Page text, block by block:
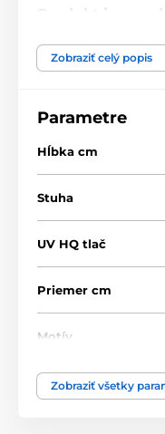
Produkt je
Akrylátové
Zobraziť celý popis
Parametre
Hĺbka cm
Stuha
UV HQ tlač
Priemer cm
Motív
Typ ocenenia
Zobraziť všetky